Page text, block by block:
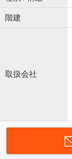
階建
取扱会社